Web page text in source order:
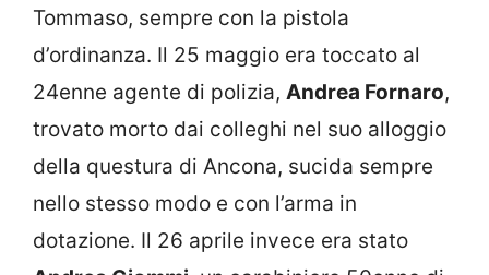
Tommaso, sempre con la pistola
d’ordinanza. Il 25 maggio era toccato al
24enne agente di polizia, Andrea Fornaro,
trovato morto dai colleghi nel suo alloggio
della questura di Ancona, sucida sempre
nello stesso modo e con l’arma in
dotazione. Il 26 aprile invece era stato